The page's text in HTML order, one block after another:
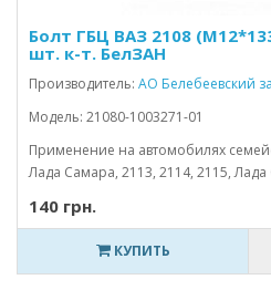
Болт ГБЦ ВАЗ 2108
шт. к-т. БелЗАН
Производитель: АО Белебеевский
Модель: 21080-1003271-01
Применение на автомобилях
Лада Самара, 2113, 2114, 2115,
140 грн.
КУПИТЬ